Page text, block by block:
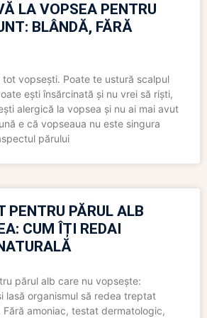
LA VOPSEA PENTRU
BLÂNDĂ, FĂRĂ
tot vopsești. Poate te ustură scalpul
ești însărcinată și nu vrei să riști,
alergică la vopsea și nu ai mai avut
e că vopseaua nu este singura
părului
PENTRU PĂRUL ALB
CUM ÎȚI REDAI
părul alb care nu vopsește:
lasă organismul să redea treptat
Fără amoniac, testat dermatologic,